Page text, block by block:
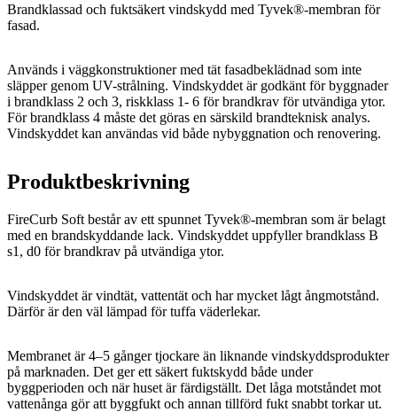
Brandklassad och fuktsäkert vindskydd med Tyvek®-membran för
fasad.
Används i väggkonstruktioner med tät fasadbeklädnad som inte
släpper genom UV-strålning. Vindskyddet är godkänt för byggnader
i brandklass 2 och 3, riskklass 1- 6 för brandkrav för utvändiga ytor.
För brandklass 4 måste det göras en särskild brandteknisk analys.
Vindskyddet kan användas vid både nybyggnation och renovering.
Produktbeskrivning
FireCurb Soft består av ett spunnet Tyvek®-membran som är belagt
med en brandskyddande lack. Vindskyddet uppfyller brandklass B
s1, d0 för brandkrav på utvändiga ytor.
Vindskyddet är vindtät, vattentät och har mycket lågt ångmotstånd.
Därför är den väl lämpad för tuffa väderlekar.
Membranet är 4–5 gånger tjockare än liknande vindskyddsprodukter
på marknaden. Det ger ett säkert fuktskydd både under
byggperioden och när huset är färdigställt. Det låga motståndet mot
vattenånga gör att byggfukt och annan tillförd fukt snabbt torkar ut.